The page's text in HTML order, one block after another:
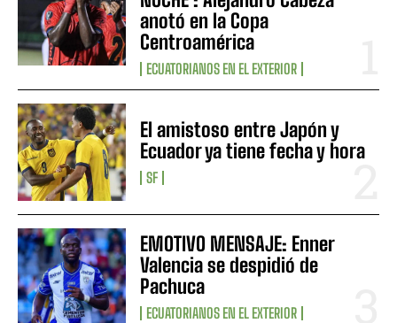
anotó en la Copa
Centroamérica
ECUATORIANOS EN EL EXTERIOR
El amistoso entre Japón y
Ecuador ya tiene fecha y hora
SF
EMOTIVO MENSAJE: Enner
Valencia se despidió de
Pachuca
ECUATORIANOS EN EL EXTERIOR